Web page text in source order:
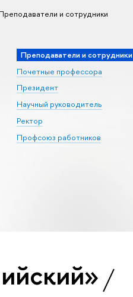
и сотрудники
Преподаватели и сотрудники
Почетные профессора
Президент
Научный руководитель
Ректор
Профсоюз работников